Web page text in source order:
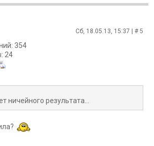
Сб, 18.05.13, 15:37 | #5
354
24
ничейного результата...